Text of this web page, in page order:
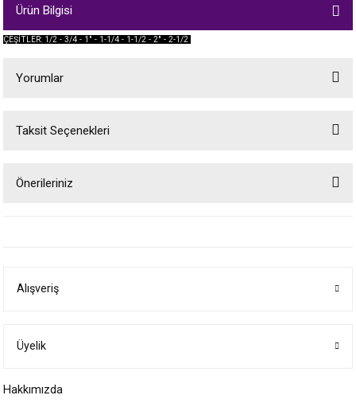
Ürün Bilgisi
ÇEŞİTLER: 1/2 - 3/4 - 1" - 1-1/4 - 1-1/2 - 2" - 2-1/2
Yorumlar
Taksit Seçenekleri
Önerileriniz
Ürün bilgilerinde hatalar bulunuyor.
Bu ürüne benzer farklı alternatifler olmalı.
Alışveriş
Üyelik
Hakkımızda